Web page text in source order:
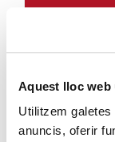
Aquest lloc
Utilitzem
anuncis, oferir
Charla
la